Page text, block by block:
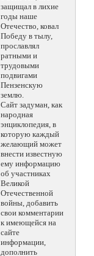
защищал в лихие
годы наше
Отечество, ковал
Победу в тылу,
прославлял
ратными и
трудовыми
подвигами
Пензенскую
землю.
Сайт задуман, как
народная
энциклопедия, в
которую каждый
желающий может
внести известную
ему информацию
об участниках
Великой
Отечественной
войны, добавить
свои комментарии
к имеющейся на
сайте
информации,
дополнить